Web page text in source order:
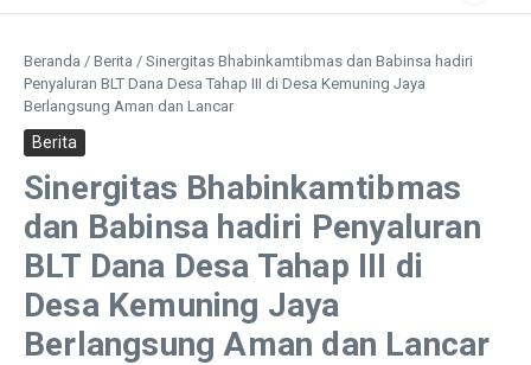
Beranda / Berita / Sinergitas Bhabinkamtibmas dan Babinsa hadiri
Penyaluran BLT Dana Desa Tahap III di Desa Kemuning Jaya
Berlangsung Aman dan Lancar
Berita
Sinergitas Bhabinkamtibmas
dan Babinsa hadiri Penyaluran
BLT Dana Desa Tahap III di
Desa Kemuning Jaya
Berlangsung Aman dan Lancar